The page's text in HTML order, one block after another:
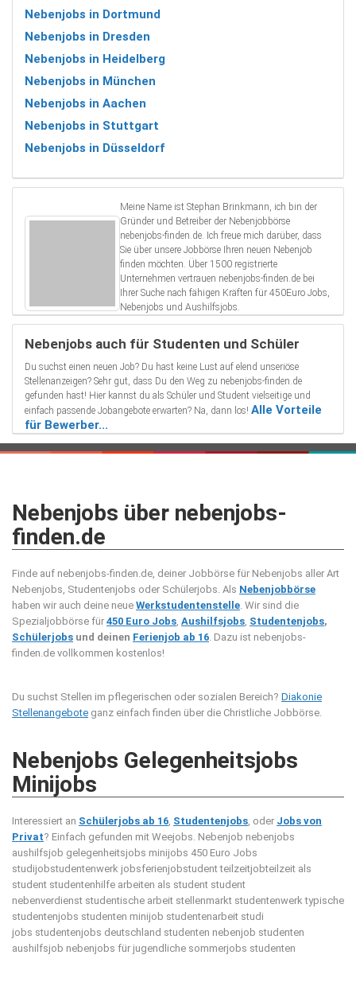
Nebenjobs in Dortmund
Nebenjobs in Dresden
Nebenjobs in Heidelberg
Nebenjobs in München
Nebenjobs in Aachen
Nebenjobs in Stuttgart
Nebenjobs in Düsseldorf
Meine Name ist Stephan Brinkmann, ich bin der
Gründer und Betreiber der Nebenjobbörse
nebenjobs-finden.de. Ich freue mich darüber, dass
Sie über unsere Jobbörse Ihren neuen Nebenjob
finden möchten. Über 1500 registrierte
Unternehmen vertrauen nebenjobs-finden.de bei
Ihrer Suche nach fähigen Kräften für 450Euro Jobs,
Nebenjobs und Aushilfsjobs.
Nebenjobs auch für Studenten und Schüler
Du suchst einen neuen Job? Du hast keine Lust auf elend unseriöse
Stellenanzeigen? Sehr gut, dass Du den Weg zu nebenjobs-finden.de
gefunden hast! Hier kannst du als Schüler und Student vielseitige und
einfach passende Jobangebote erwarten? Na, dann los! Alle Vorteile
für Bewerber...
Nebenjobs über nebenjobs-
finden.de
Finde auf nebenjobs-finden.de, deiner Jobbörse für Nebenjobs aller Art
Nebenjobs, Studentenjobs oder Schülerjobs. Als Nebenjobbörse
haben wir auch deine neue Werkstudentenstelle. Wir sind die
Spezialjobbörse für 450 Euro Jobs, Aushilfsjobs, Studentenjobs,
Schülerjobs und deinen Ferienjob ab 16. Dazu ist nebenjobs-
finden.de vollkommen kostenlos!
Du suchst Stellen im pflegerischen oder sozialen Bereich? Diakonie
Stellenangebote ganz einfach finden über die Christliche Jobbörse.
Nebenjobs Gelegenheitsjobs
Minijobs
Interessiert an Schülerjobs ab 16, Studentenjobs, oder Jobs von
Privat? Einfach gefunden mit Weejobs. Nebenjob nebenjobs
aushilfsjob gelegenheitsjobs minijobs 450 Euro Jobs
studijobstudentenwerk jobsferienjobstudent teilzeitjobteilzeit als
student studentenhilfe arbeiten als student student
nebenverdienst studentische arbeit stellenmarkt studentenwerk typische
studentenjobs studenten minijob studentenarbeit studi
jobs studentenjobs deutschland studenten nebenjob studenten
aushilfsjob nebenjobs für jugendliche sommerjobs studenten